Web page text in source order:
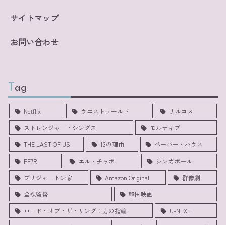
サイトマップ
お問い合わせ
Tag
Netflix ウエストワールド
ナルコス
ストレンジャー・シングス
モルディブ
THE LAST OF US
13の理由
ペーパー・ハウス
FF7R
エル・チャポ
シンガポール
ブリジャートン家
Amazon Original
群像劇
全裸監督
韓国映画
ロード・オブ・ザ・リング：力の指輪
U-NEXT